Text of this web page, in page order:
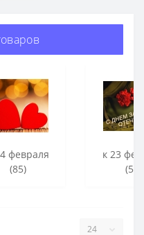
февраля
(85)
к 23
(56)